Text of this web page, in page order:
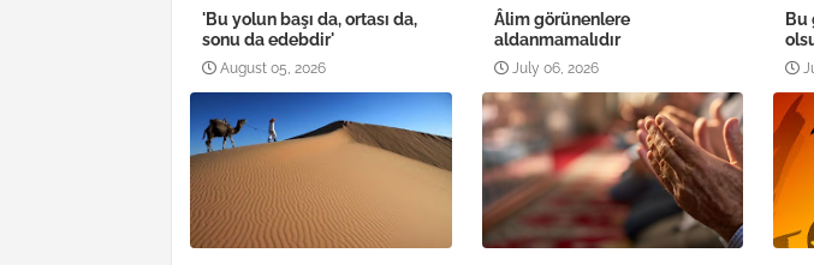
'Bu yolun başı da, ortası da,
sonu da edebdir'
August 05, 2026
Âlim görünenlere
aldanmamalıdır
July 06, 2026
Bu